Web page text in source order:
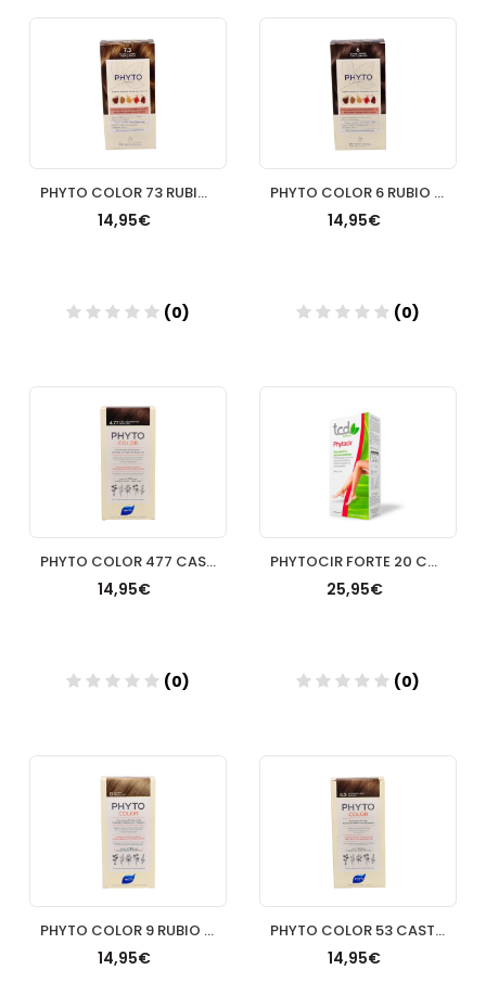
PHYTO COLOR 73 RUBIO DORADO
14,95€
(0)
PHYTO COLOR 6 RUBIO OSCURO
14,95€
(0)
PHYTO COLOR 477 CASTAÑO MARRON INTENSO
14,95€
(0)
PHYTOCIR FORTE 20 COMPRIMIDOS
25,95€
(0)
PHYTO COLOR 9 RUBIO MUY CLARO
14,95€
PHYTO COLOR 53 CASTAÑO CLARO DORADO
14,95€